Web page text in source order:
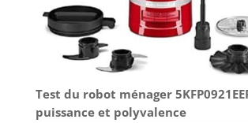
Test du robot ménager
puissance et polyvalence